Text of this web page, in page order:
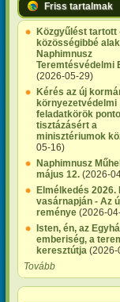
Friss tartalmak
Közgyűlést tartott
közösségibbé
Naphimnusz
Teremtésvédelmi
(2026-05-29)
Kérés az új
környezetvédelmi
feladatkörök
tisztázásért a
minisztériumok
05-16)
Naphimnusz
május 12. (2026-
Elmélkedés 2026.
vasárnapján - Az
reménye (2026-
Isten, én, az
emberiség, a
keresztútja (2026-
Tovább